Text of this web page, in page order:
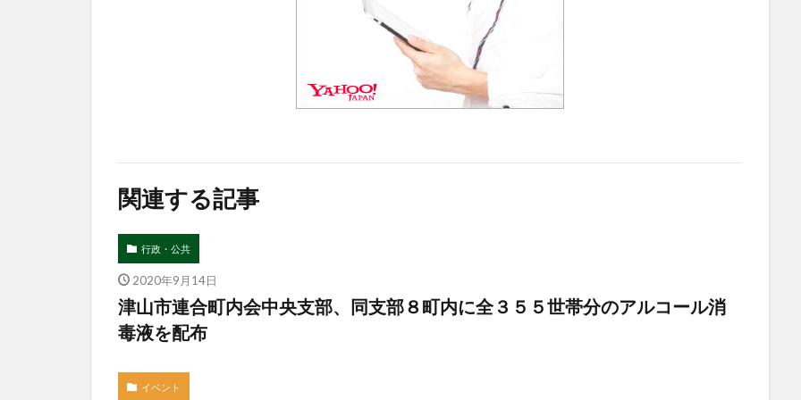
関連する記事
行政・公共
2020年9月14日
津山市連合町内会中央支部、同支部８町内に全３５５世帯分のアルコール消
毒液を配布
イベント